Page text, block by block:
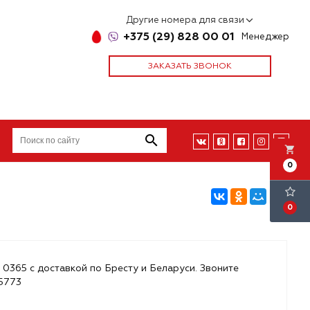
Другие номера для связи
+375 (29) 828 00 01 Менеджер
ЗАКАЗАТЬ ЗВОНОК
local_grocery_store
0
0
с доставкой по Бресту и Беларуси. Звоните